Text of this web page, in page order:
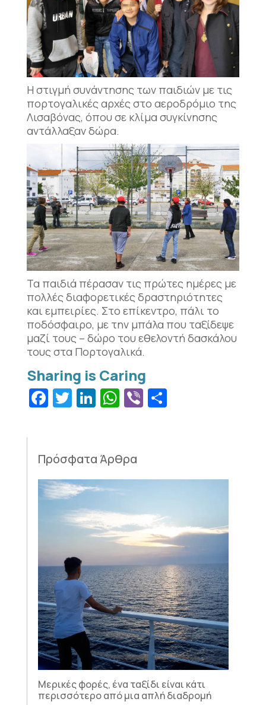
Η στιγμή συνάντησης των παιδιών με τις
πορτογαλικές αρχές στο αεροδρόμιο της
Λισαβόνας, όπου σε κλίμα συγκίνησης
αντάλλαξαν δώρα.
Τα παιδιά πέρασαν τις πρώτες ημέρες με
πολλές διαφορετικές δραστηριότητες
και εμπειρίες. Στο επίκεντρο, πάλι το
ποδόσφαιρο, με την μπάλα που ταξίδεψε
μαζί τους – δώρο του εθελοντή δασκάλου
τους στα Πορτογαλικά.
Facebook
Twitter
LinkedIn
WhatsApp
Viber
Πρόσφατα Άρθρα
Μερικές φορές, ένα ταξίδι είναι κάτι
περισσότερο από μια απλή διαδρομή